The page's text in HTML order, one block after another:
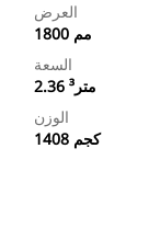
العرض
1800 مم
السعة
2.36 متر³
الوزن
1408 كجم